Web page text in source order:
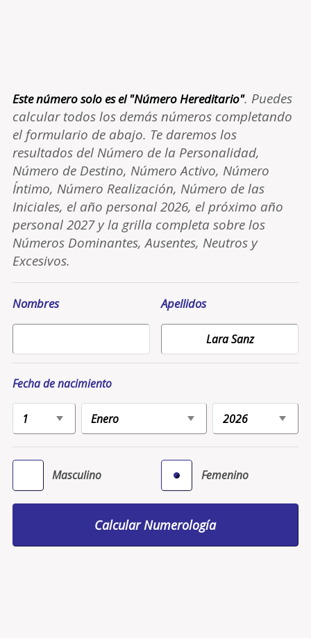
Este número solo es el "Número Hereditario". Puedes
calcular todos los demás números completando
el formulario de abajo. Te daremos los
resultados del Número de la Personalidad,
Número de Destino, Número Activo, Número
Íntimo, Número Realización, Número de las
Iniciales, el año personal 2026, el próximo año
personal 2027 y la grilla completa sobre los
Números Dominantes, Ausentes, Neutros y
Excesivos.
Nombres Apellidos
Fecha de nacimiento
Masculino Femenino